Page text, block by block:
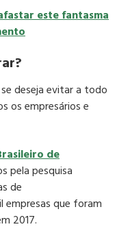
este fantasma
deseja evitar a todo
os empresários e
de
pela pesquisa
de
empresas que foram
2017.